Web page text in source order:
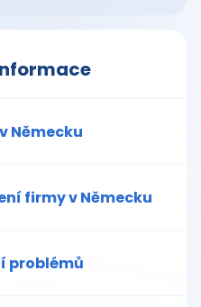
Německu
firmy v Německu
problémů